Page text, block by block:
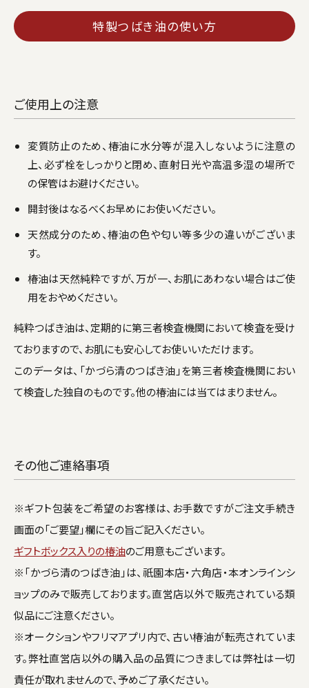
特製つばき油の使い方
ご使用上の注意
変質防止のため、椿油に水分等が混入しないように注意の
上、必ず栓をしっかりと閉め、直射日光や高温多湿の場所で
の保管はお避けください。
開封後はなるべくお早めにお使いください。
天然成分のため、椿油の色や匂い等多少の違いがございま
す。
椿油は天然純粋ですが、万が一、お肌にあわない場合はご使
用をおやめください。
純粋つばき油は、定期的に第三者検査機関において検査を受け
ておりますので、お肌にも安心してお使いいただけます。
このデータは、「かづら清のつばき油」を第三者検査機関におい
て検査した独自のものです。他の椿油には当てはまりません。
その他ご連絡事項
※ギフト包装をご希望のお客様は、お手数ですがご注文手続き
画面の「ご要望」欄にその旨ご記入ください。
ギフトボックス入りの椿油のご用意もございます。
※「かづら清のつばき油」は、祇園本店・六角店・本オンラインシ
ョップのみで販売しております。直営店以外で販売されている類
似品にご注意ください。
※オークションやフリマアプリ内で、古い椿油が転売されていま
す。弊社直営店以外の購入品の品質につきましては弊社は一切
責任が取れませんので、予めご了承ください。